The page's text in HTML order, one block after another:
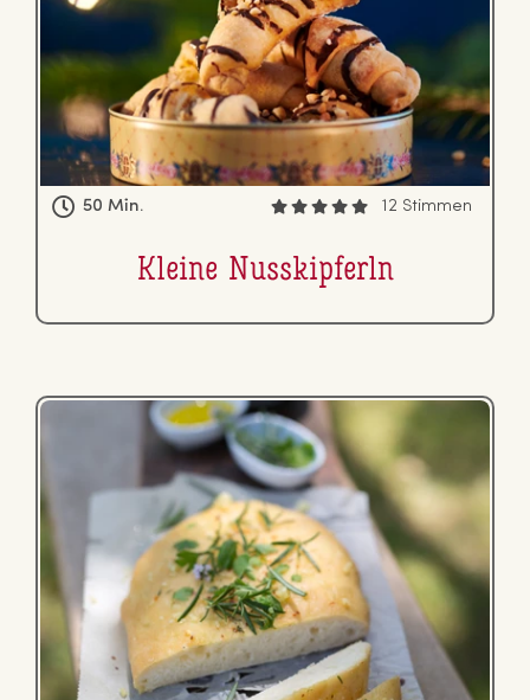
50 Min. 12 Stimmen
Kleine Nusskip­ferln